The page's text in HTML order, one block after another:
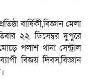
বার্ষিকী,বিজ্ঞান মেলা
২২ ডিসেম্বর দুপুরে
পলাশ থানা সেন্ট্রাল
বিজয় দিবস,বিজ্ঞান